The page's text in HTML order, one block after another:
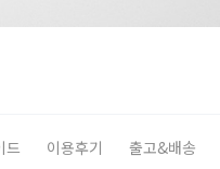
드 이용후기 출고&배송